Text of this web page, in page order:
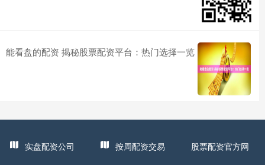
能看盘的配资 揭秘股票配资平台：热门选择一览
实盘配资公司 按周配资交易 股票配资官方网